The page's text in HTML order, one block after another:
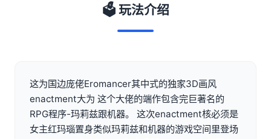
🗳️ 玩法介绍
这为国边庞佬Eromancer其中式的独家3D画风
enactment大为 这个大佬的端作包含完巨著名的
RPG程序-玛莉兹跟机器。 这次enactment核必须是
女主红玛瑙置身类似玛莉兹和机器的游戏空间里登场